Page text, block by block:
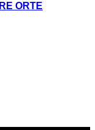
ORTE